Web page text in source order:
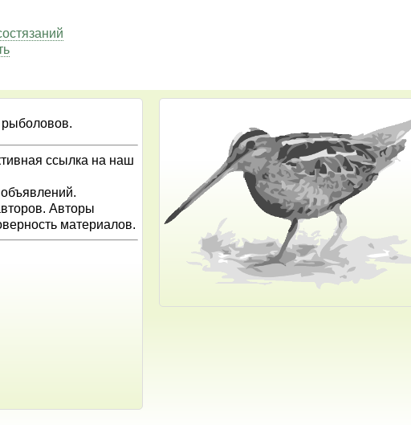
рыболовов.
ссылка на наш
Авторы
материалов.